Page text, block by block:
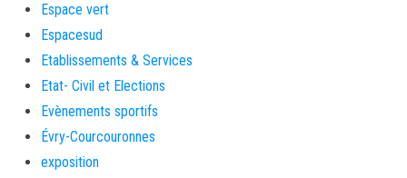
Espace vert
Espacesud
Etablissements & Services
Etat- Civil et Elections
Evènements sportifs
Évry-Courcouronnes
exposition